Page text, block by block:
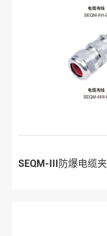
SEQM-III防爆电缆